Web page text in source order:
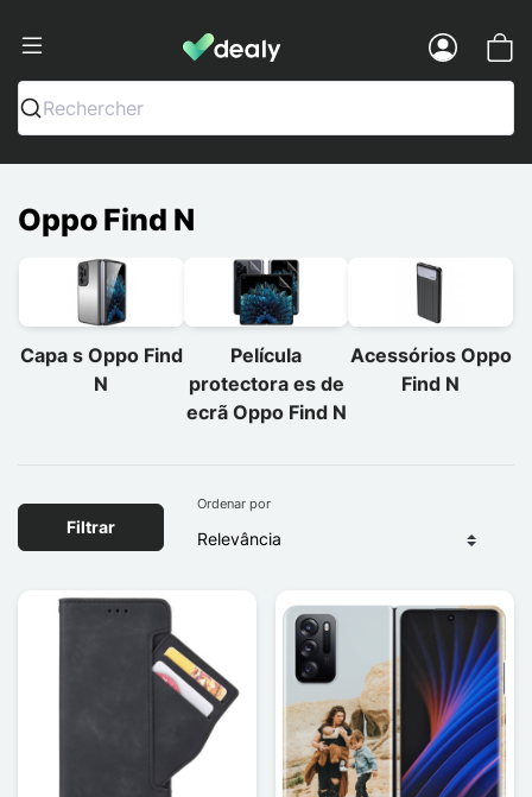
Dealy - Capas e acessórios para
Rechercher
Oppo Find N
Capa s Oppo Find
N
Película
protectora es de
ecrã Oppo Find N
Acessórios Oppo
Find N
Filtrar
Ordenar por